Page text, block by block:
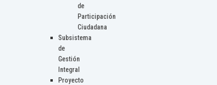
de
Participación
Ciudadana
Subsistema
de
Gestión
Integral
Proyecto